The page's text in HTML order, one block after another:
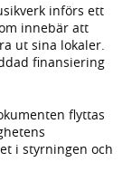
införs ett
innebär att
ut sina lokaler.
finansiering
flyttas
i styrningen och